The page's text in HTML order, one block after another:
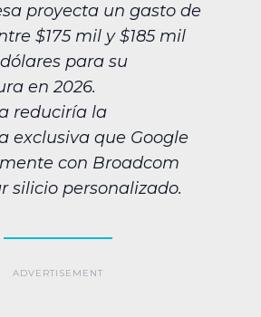
proyecta un gasto de
$175 mil y $185 mil
para su
en 2026.
reduciría la
exclusiva que Google
con Broadcom
silicio personalizado.